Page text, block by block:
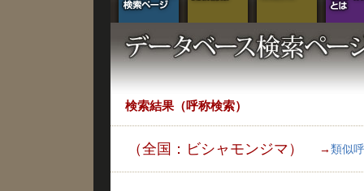
検索結果（呼称検索）
（全国：ビシャモンジマ） → 類似